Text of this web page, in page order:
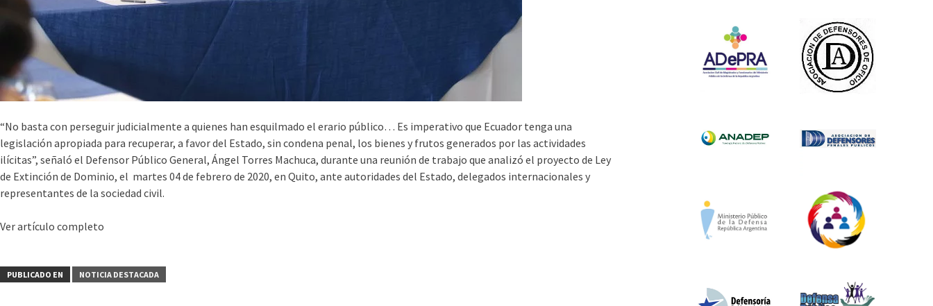
“No basta con perseguir judicialmente a quienes han esquilmado el erario público… Es imperativo que Ecuador tenga una
legislación apropiada para recuperar, a favor del Estado, sin condena penal, los bienes y frutos generados por las actividades
ilícitas”, señaló el Defensor Público General, Ángel Torres Machuca, durante una reunión de trabajo que analizó el proyecto de Ley
de Extinción de Dominio, el martes 04 de febrero de 2020, en Quito, ante autoridades del Estado, delegados internacionales y
representantes de la sociedad civil.
Ver artículo completo
PUBLICADO EN NOTICIA DESTACADA